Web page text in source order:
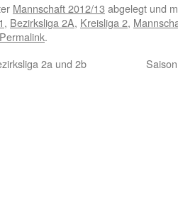
Mannschaft 2012/13 abgelegt und
, Bezirksliga 2A, Kreisliga 2,
Permalink.
2a und 2b